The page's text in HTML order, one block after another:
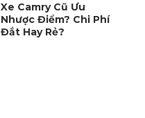
Xe Camry Cũ Ưu
Nhược Điểm? Chi Phí
Đắt Hay Rẻ?